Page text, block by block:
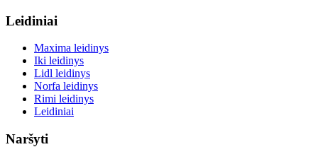
Leidiniai
Maxima leidinys
Iki leidinys
Lidl leidinys
Norfa leidinys
Rimi leidinys
Leidiniai
Naršyti